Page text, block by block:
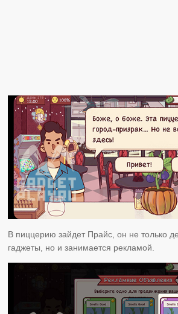
В пиццерию зайдет Прайс, он не только
гаджеты, но и занимается рекламой.